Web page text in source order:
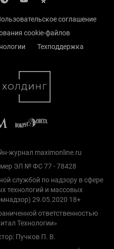
соглашение
cookie-файлов
Техподдержка
журнал maximonline.ru
ЭЛ № ФС 77 - 78428
службой по надзору в сфере
технологий и массовых
29.05.2020 18+
ответственностью
Технологии»
Пучков П. В.